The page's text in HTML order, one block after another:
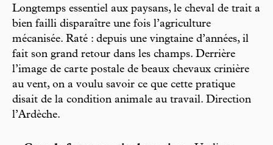
Longtemps essentiel aux paysans, le cheval de trait a
bien failli disparaître une fois l’agriculture
mécanisée. Raté : depuis une vingtaine d’années, il
fait son grand retour dans les champs. Derrière
l’image de carte postale de beaux chevaux crinière
au vent, on a voulu savoir ce que cette pratique
disait de la condition animale au travail. Direction
l’Ardèche.